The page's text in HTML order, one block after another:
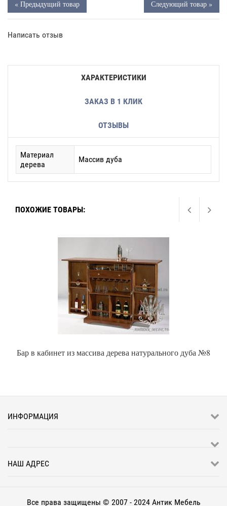
« Предыдущий товар Следующий товар »
Написать отзыв
ХАРАКТЕРИСТИКИ
ЗАКАЗ В 1 КЛИК
ОТЗЫВЫ
Материал
дерева
Массив дуба
ПОХОЖИЕ ТОВАРЫ:
Бар в кабинет из массива дерева натурального дуба №8
ИНФОРМАЦИЯ
НАШ АДРЕС
Все права защищены © 2007 - 2024 Антик Мебель